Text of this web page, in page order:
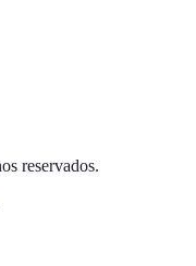
reservados.